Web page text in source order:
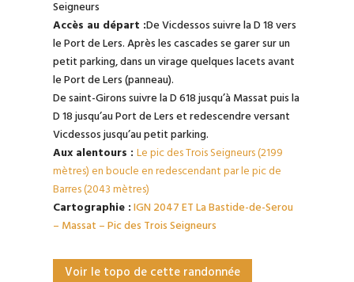
Seigneurs
Accès au départ :De Vicdessos suivre la D 18 vers
le Port de Lers. Après les cascades se garer sur un
petit parking, dans un virage quelques lacets avant
le Port de Lers (panneau).
De saint-Girons suivre la D 618 jusqu’à Massat puis la
D 18 jusqu’au Port de Lers et redescendre versant
Vicdessos jusqu’au petit parking.
Aux alentours :Le pic des Trois Seigneurs (2199
mètres) en boucle en redescendant par le pic de
Barres (2043 mètres)
Cartographie : IGN 2047 ET La Bastide-de-Serou
– Massat – Pic des Trois Seigneurs
Voir le topo de cette randonnée